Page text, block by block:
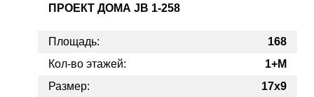
ПРОЕКТ ДОМА JB 1-258
Площадь:
168
Кол-во этажей:
1+M
Размер:
17х9